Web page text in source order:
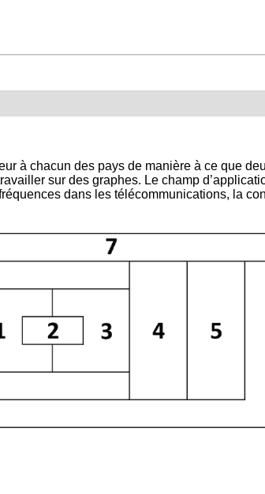
à chacun des pays de manière à ce que
sur des graphes. Le champ
dans les télécommunications, la